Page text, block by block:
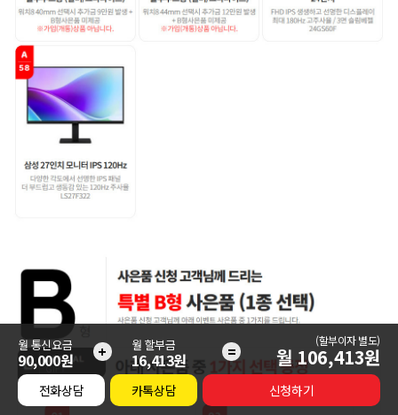
월 통신요금
90,000원 + 월 할부금
16,413원 = (할부이자 별도)
월 106,413원
전화상담 카톡상담 신청하기